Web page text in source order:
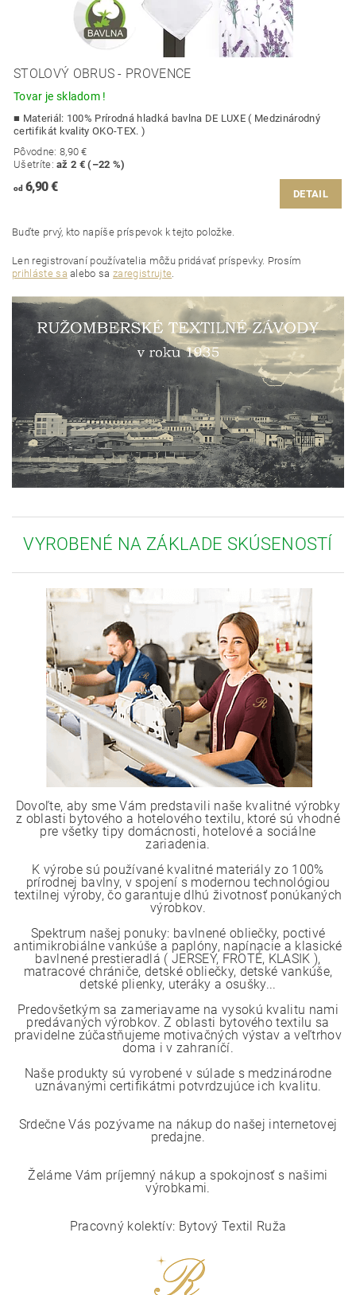
STOLOVÝ OBRUS - PROVENCE
Tovar je skladom !
■ Materiál: 100% Prírodná hladká bavlna DE LUXE ( Medzinárodný
certifikát kvality OKO-TEX. )
Pôvodne: 8,90 €
Ušetríte:až 2 € (–22 %)
od6,90 € DETAIL
Buďte prvý, kto napíše príspevok k tejto položke.
Len registrovaní používatelia môžu pridávať príspevky. Prosím
prihláste sa alebo sazaregistrujte.
VYROBENÉ NA ZÁKLADE SKÚSENOSTÍ
Dovoľte, aby sme Vám predstavili naše kvalitné výrobky
z oblasti bytového a hotelového textilu, ktoré sú vhodné
pre všetky tipy domácnosti, hotelové a sociálne
zariadenia.
K výrobe sú používané kvalitné materiály zo 100%
prírodnej bavlny, v spojení s modernou technológiou
textilnej výroby, čo garantuje dlhú životnosť ponúkaných
výrobkov.
Spektrum našej ponuky: bavlnené obliečky, poctivé
antimikrobiálne vankúše a paplóny, napínacie a klasické
bavlnené prestieradlá ( JERSEY, FROTÉ, KLASIK ),
matracové chrániče, detské obliečky, detské vankúše,
detské plienky, uteráky a osušky...
Predovšetkým sa zameriavame na vysokú kvalitu nami
predávaných výrobkov. Z oblasti bytového textilu sa
pravidelne zúčastňujeme motivačných výstav a veľtrhov
doma i v zahraničí.
Naše produkty sú vyrobené v súlade s medzinárodne
uznávanými certifikátmi potvrdzujúce ich kvalitu.
Srdečne Vás pozývame na nákup do našej internetovej
predajne.
Želáme Vám príjemný nákup a spokojnosť s našimi
výrobkami.
Pracovný kolektív: Bytový Textil Ruža